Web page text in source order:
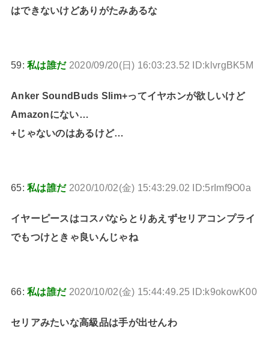
はできないけどありがたみあるな
59:私は誰だ 2020/09/20(日) 16:03:23.52 ID:klvrgBK5M
Anker SoundBuds Slim+ってイヤホンが欲しいけど
Amazonにない…
+じゃないのはあるけど…
65:私は誰だ 2020/10/02(金) 15:43:29.02 ID:5rImf9O0a
イヤーピースはコスパならとりあえずセリアコンプライ
でもつけときゃ良いんじゃね
66:私は誰だ 2020/10/02(金) 15:44:49.25 ID:k9okowK00
セリアみたいな高級品は手が出せんわ